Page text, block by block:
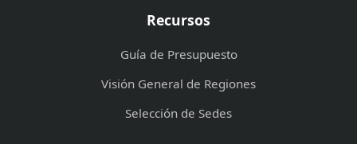
Recursos
Guía de Presupuesto
Visión General de Regiones
Selección de Sedes